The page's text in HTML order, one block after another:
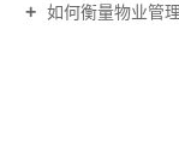
如何衡量物业管